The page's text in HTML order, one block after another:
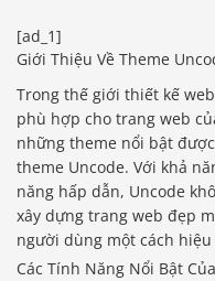
[ad_1]
Giới Thiệu Về Theme
Trong thế giới thiết kế
phù hợp cho trang web
những theme nổi bật
theme Uncode. Với khả
năng hấp dẫn, Uncode
xây dựng trang web đẹp
người dùng một cách hiệu
Các Tính Năng Nổi Bật